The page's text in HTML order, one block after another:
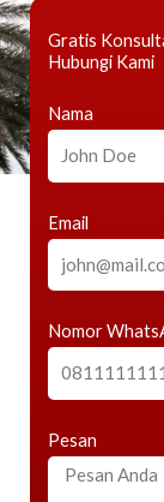
Gratis
Hubungi Kami
Nama
Email
Nomor
Pesan